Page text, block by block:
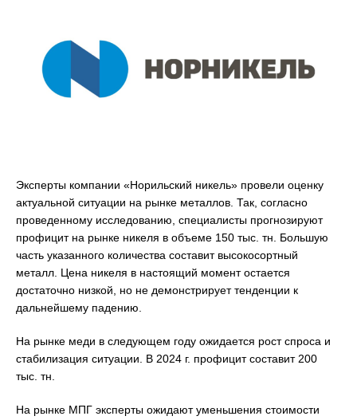
Эксперты компании «Норильский никель» провели оценку
актуальной ситуации на рынке металлов. Так, согласно
проведенному исследованию, специалисты прогнозируют
профицит на рынке никеля в объеме 150 тыс. тн. Большую
часть указанного количества составит высокосортный
металл. Цена никеля в настоящий момент остается
достаточно низкой, но не демонстрирует тенденции к
дальнейшему падению.
На рынке меди в следующем году ожидается рост спроса и
стабилизация ситуации. В 2024 г. профицит составит 200
тыс. тн.
На рынке МПГ эксперты ожидают уменьшения стоимости